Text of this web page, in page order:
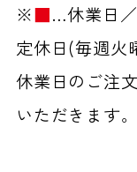
※■…休業日／
定休日(毎週火
休業日のご注
いただきます。